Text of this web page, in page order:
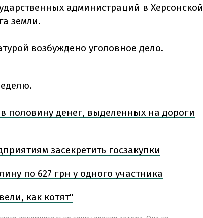
администраций в Херсонской
земли.
возбуждено уголовное дело.
половину денег, выделенных на дороги
засекретить госзакупки
по 627 грн у одного участника
как котят"